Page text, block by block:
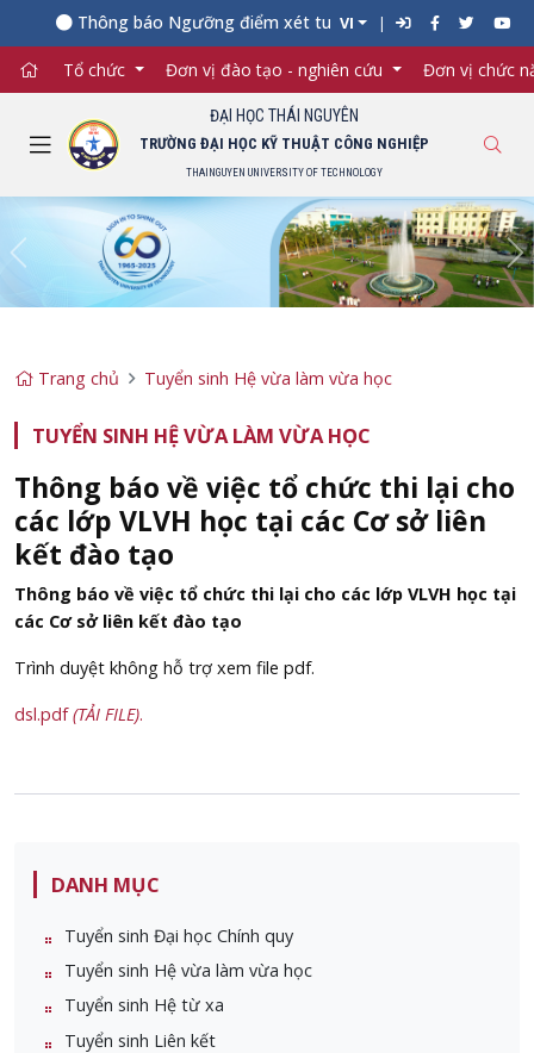
Thông báo Ngưỡng điểm xét tuyển đối với từng ngành
VI
Tổ chức Đơn vị đào tạo - nghiên cứu Đơn vị chức
ĐẠI HỌC THÁI NGUYÊN
TRƯỜNG ĐẠI HỌC KỸ THUẬT CÔNG NGHIỆP
THAINGUYEN UNIVERSITY OF TECHNOLOGY
Previous
Trang chủ Tuyển sinh Hệ vừa làm vừa học
TUYỂN SINH HỆ VỪA LÀM VỪA HỌC
Thông báo về việc tổ chức thi lại cho
các lớp VLVH học tại các Cơ sở liên
kết đào tạo
Thông báo về việc tổ chức thi lại cho các lớp VLVH học tại
các Cơ sở liên kết đào tạo
Trình duyệt không hỗ trợ xem file pdf.
dsl.pdf(TẢI FILE).
DANH MỤC
Tuyển sinh Đại học Chính quy
Tuyển sinh Hệ vừa làm vừa học
Tuyển sinh Hệ từ xa
Tuyển sinh Liên kết